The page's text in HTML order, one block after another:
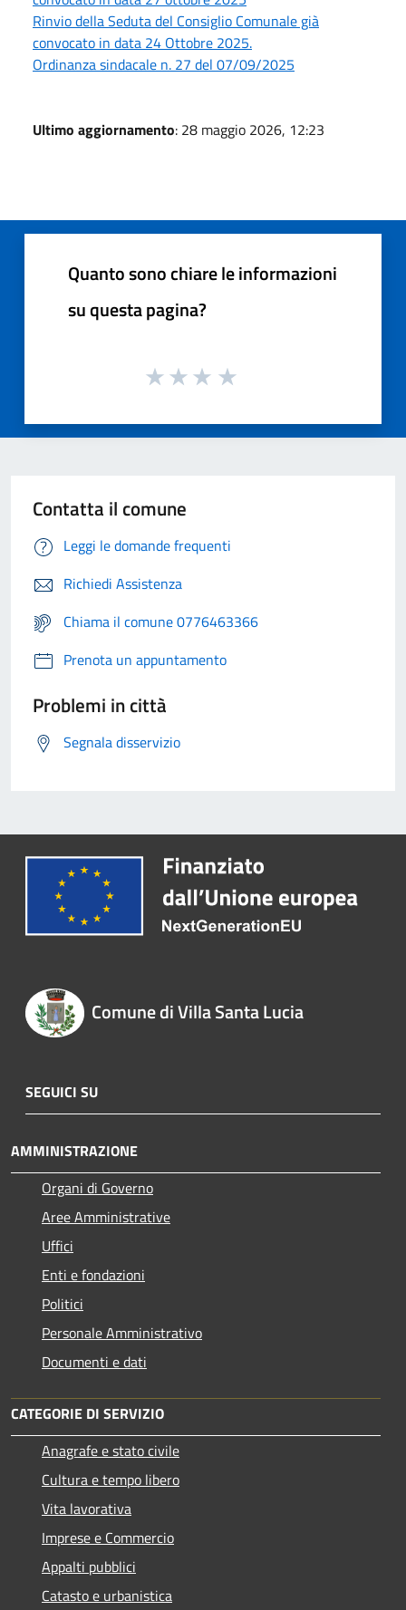
Rinvio della Seduta del Consiglio Comunale già
convocato in data 24 Ottobre 2025.
Ordinanza sindacale n. 27 del 07/09/2025
Ultimo aggiornamento: 28 maggio 2026, 12:23
Quanto sono chiare le informazioni
su questa pagina?
Contatta il comune
Leggi le domande frequenti
Richiedi Assistenza
Chiama il comune 0776463366
Prenota un appuntamento
Problemi in città
Segnala disservizio
Comune di Villa Santa Lucia
SEGUICI SU
AMMINISTRAZIONE
Organi di Governo
Aree Amministrative
Uffici
Enti e fondazioni
Politici
Personale Amministrativo
Documenti e dati
CATEGORIE DI SERVIZIO
Anagrafe e stato civile
Cultura e tempo libero
Vita lavorativa
Imprese e Commercio
Appalti pubblici
Catasto e urbanistica